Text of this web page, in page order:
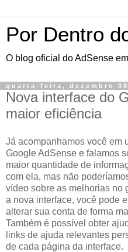
Por Dentro
O blog oficial do AdSense
quarta-feira, dezembro
Nova interface do
maior eficiência
Já acompanhamos você em
Google AdSense e falamos
maior quantidade de
com ela, mas não
vídeo sobre as melhorias no
a nova interface, você pode
alterar sua conta de forma
Também é possível obter
links de ajuda relevantes
de cada página da interface.